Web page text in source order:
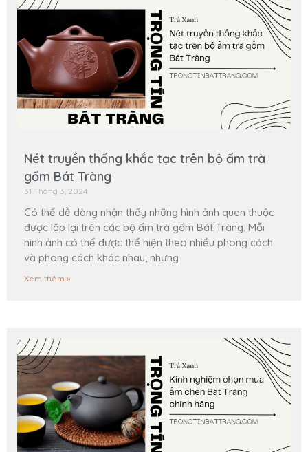
Nét truyền thống khắc tạc trên bộ ấm trà
gốm Bát Tràng
31 Tháng 3, 2024
Có thể dễ dàng nhận thấy những hình ảnh quen thuộc
được lặp lại trên các bộ ấm trà gốm Bát Tràng. Mỗi
hình ảnh có thể được thể hiện theo nhiều phong cách
và phong cách khác nhau, nhưng
Xem thêm »